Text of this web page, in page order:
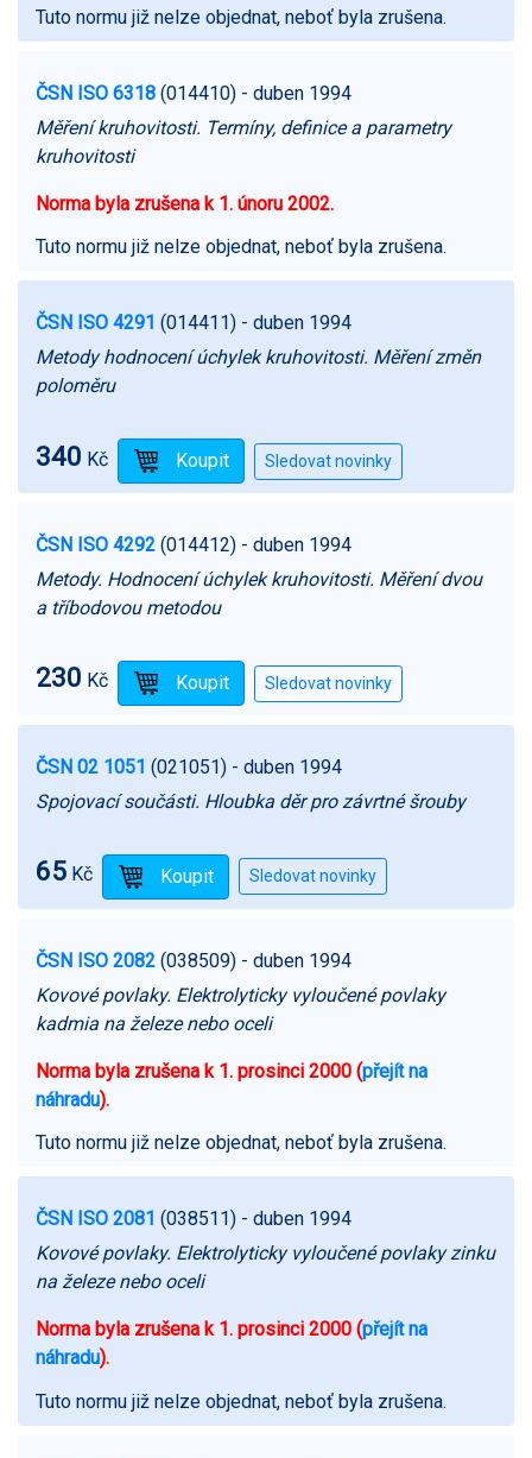
Tuto normu již nelze objednat, neboť byla zrušena.
ČSN ISO 6318 (014410) - duben 1994
Měření kruhovitosti. Termíny, definice a parametry
kruhovitosti
Norma byla zrušena k 1. únoru 2002.
Tuto normu již nelze objednat, neboť byla zrušena.
ČSN ISO 4291 (014411) - duben 1994
Metody hodnocení úchylek kruhovitosti. Měření změn
poloměru
340 Kč
ČSN ISO 4292 (014412) - duben 1994
Metody. Hodnocení úchylek kruhovitosti. Měření dvou
a tříbodovou metodou
230 Kč
ČSN 02 1051 (021051) - duben 1994
Spojovací součásti. Hloubka děr pro závrtné šrouby
65 Kč
ČSN ISO 2082 (038509) - duben 1994
Kovové povlaky. Elektrolyticky vyloučené povlaky
kadmia na železe nebo oceli
Norma byla zrušena k 1. prosinci 2000 (přejít na
náhradu).
Tuto normu již nelze objednat, neboť byla zrušena.
ČSN ISO 2081 (038511) - duben 1994
Kovové povlaky. Elektrolyticky vyloučené povlaky zinku
na železe nebo oceli
Norma byla zrušena k 1. prosinci 2000 (přejít na
náhradu).
Tuto normu již nelze objednat, neboť byla zrušena.